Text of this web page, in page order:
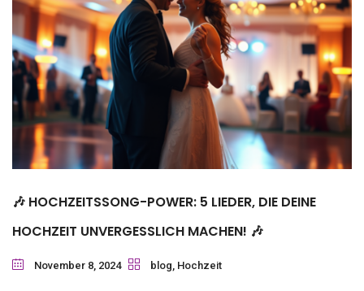
🎶 HOCHZEITSSONG-POWER: 5 LIEDER, DIE DEINE
HOCHZEIT UNVERGESSLICH MACHEN! 🎶
November 8, 2024 blog, Hochzeit